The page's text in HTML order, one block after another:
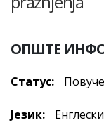
ОПШТЕ
Статус:
Језик: Енглески